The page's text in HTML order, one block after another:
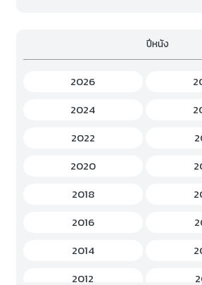
Game (เกม)
Gourmet (อาหาร)
Hentai (เฮ็นไต)
History (ประวัติศาสตร์)
Horror (สยองขวัญ)
Idols Female (ไอดอล หญิง)
Idols Male (ไอดอล ชาย)
Music (เพลง)
ปีหนัง
2026
2024
2022
2020
2018
2016
2014
2012